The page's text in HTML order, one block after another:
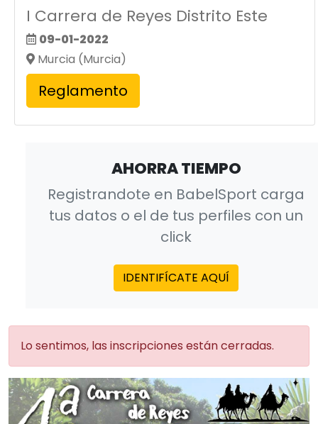
I Carrera de Reyes Distrito Este
09-01-2022
Murcia (Murcia)
Reglamento
AHORRA TIEMPO
Registrandote en BabelSport carga
tus datos o el de tus perfiles con un
click
IDENTIFÍCATE AQUÍ
Lo sentimos, las inscripciones están cerradas.